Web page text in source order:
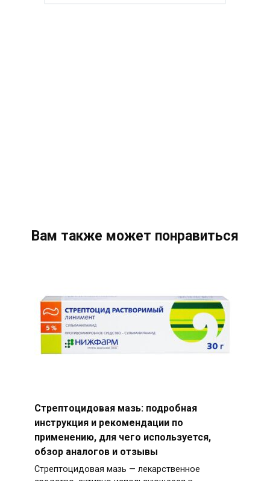
Вам также может понравиться
Стрептоцидовая мазь: подробная
инструкция и рекомендации по
применению, для чего используется,
обзор аналогов и отзывы
Стрептоцидовая мазь — лекарственное